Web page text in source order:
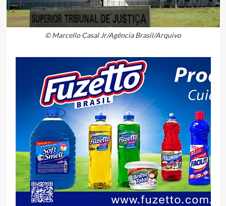
© Marcello Casal Jr/Agência Brasil/Arquivo